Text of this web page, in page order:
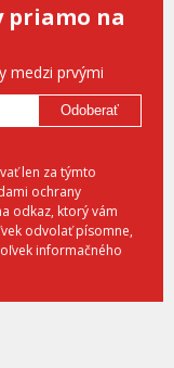
priamo na
medzi prvými
Odoberať
len za týmto
ochrany
odkaz, ktorý vám
odvolať písomne,
informačného